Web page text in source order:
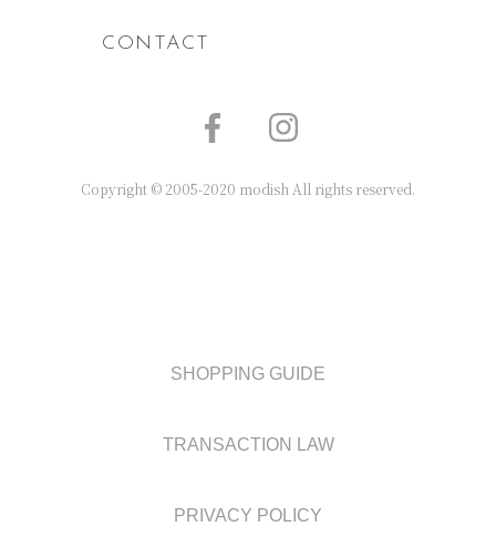
CONTACT
Copyright © 2005-2020 modish All rights reserved.
SHOPPING GUIDE
TRANSACTION LAW
PRIVACY POLICY